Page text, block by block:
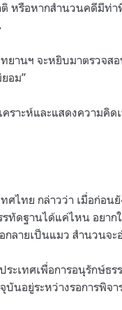
หรือหากสำนวนคดีมีท่า
ยานฯ จะหยิบมาตรวจส
อม”
าะห์และแสดงความคิด
ไทย กล่าวว่า เมื่อก่อน
ทัดฐานได้แค่ไหน อยาก
ลายเป็นแมว สำนวนจะ
ะเทศเพื่อการอนุรักษ์ธร
บันอยู่ระหว่างรอการพิจา